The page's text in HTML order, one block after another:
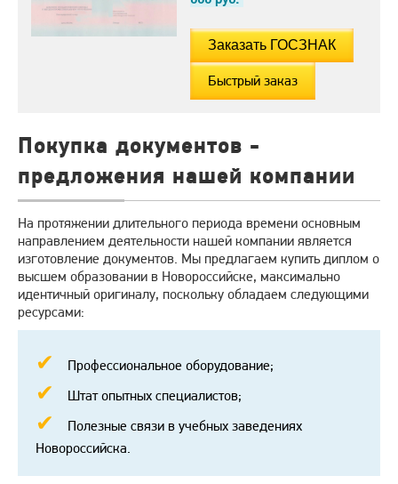
Быстрый заказ
Покупка документов -
предложения нашей компании
На протяжении длительного периода времени основным
направлением деятельности нашей компании является
изготовление документов. Мы предлагаем купить диплом о
высшем образовании в Новороссийске, максимально
идентичный оригиналу, поскольку обладаем следующими
ресурсами:
Профессиональное оборудование;
Штат опытных специалистов;
Полезные связи в учебных заведениях
Новороссийска.